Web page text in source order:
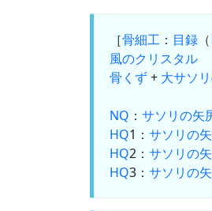
［骨細工 ： 目録 （
風のクリスタル
骨くず+ 大サソ
NQ ： サソリの矢
HQ1： サソリの
HQ2： サソリの
HQ3： サソリの